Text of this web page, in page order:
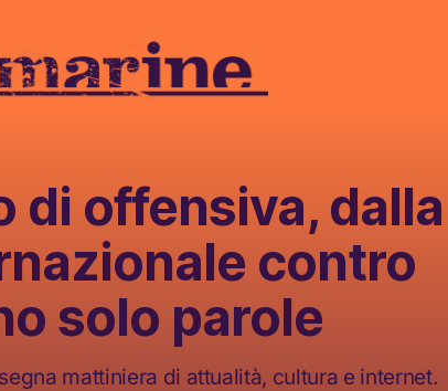
di offensiva, dalla
contro
solo parole
mattiniera di attualità, cultura e internet.